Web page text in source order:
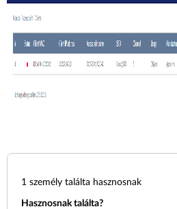
1 személy találta hasznosnak
Hasznosnak találta?